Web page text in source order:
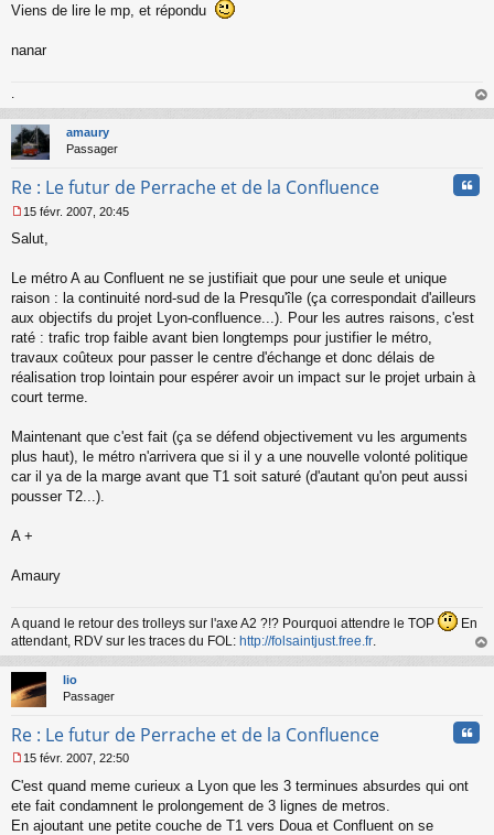
e
a
n
o
n
l
Viens de lire le mp, et répondu
nanar
.
au
amaury
Passager
Re : Le futur de Perrache et de la Confluence
e
s
a
g
e
n
o
n
u
15 févr. 2007, 20:45
Salut,
Le métro A au Confluent ne se justifiait que pour une seule et unique
raison : la continuité nord-sud de la Presqu'île (ça correspondait d'ailleurs
aux objectifs du projet Lyon-confluence...). Pour les autres raisons, c'est
raté : trafic trop faible avant bien longtemps pour justifier le métro,
travaux coûteux pour passer le centre d'échange et donc délais de
réalisation trop lointain pour espérer avoir un impact sur le projet urbain à
court terme.
Maintenant que c'est fait (ça se défend objectivement vu les arguments
plus haut), le métro n'arrivera que si il y a une nouvelle volonté politique
car il ya de la marge avant que T1 soit saturé (d'autant qu'on peut aussi
pousser T2...).
A +
Amaury
A quand le retour des trolleys sur l'axe A2 ?!? Pourquoi attendre le TOP
En
attendant, RDV sur les traces du FOL: http://folsaintjust.free.fr
au
lio
Passager
Re : Le futur de Perrache et de la Confluence
e
s
15 févr. 2007, 22:50
C'est quand meme curieux a Lyon que les 3 terminues absurdes qui ont
ete fait condamnent le prolongement de 3 lignes de metros.
En ajoutant une petite couche de T1 vers Doua et Confluent on se